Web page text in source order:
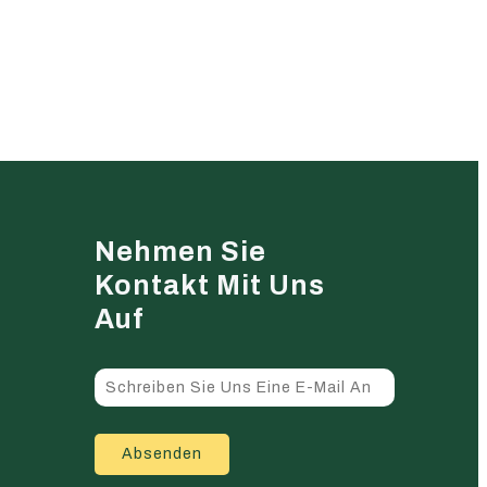
Nehmen Sie
Kontakt Mit Uns
Auf
Absenden